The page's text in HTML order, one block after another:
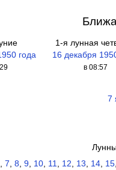
года
1-я лунная
16 декабря
в 08:57
7
7 8 9, 10, 11 12 13 14, 15,